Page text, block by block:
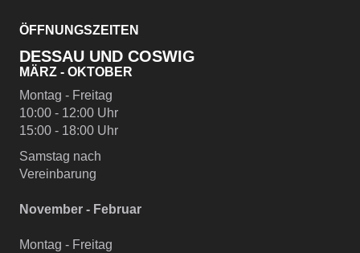
ÖFFNUNGSZEITEN
DESSAU UND COSWIG
MÄRZ - OKTOBER
Montag - Freitag
10:00 - 12:00 Uhr
15:00 - 18:00 Uhr
Samstag nach
Vereinbarung
November - Februar
Montag - Freitag